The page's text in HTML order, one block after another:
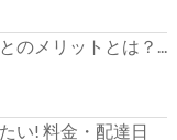
のメリットとは？...
い! 料金・配達日